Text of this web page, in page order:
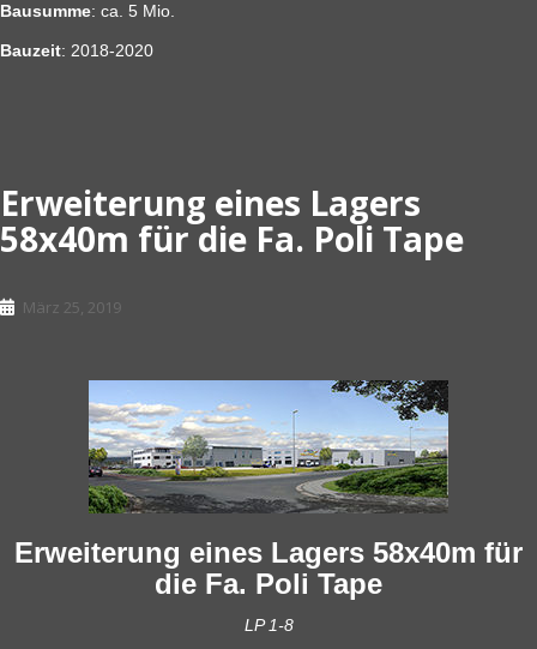
Bausumme: ca. 5 Mio.
Bauzeit: 2018-2020
Erweiterung eines Lagers
58x40m für die Fa. Poli Tape
März 25, 2019
Erweiterung eines Lagers 58x40m für
die Fa. Poli Tape
LP 1-8